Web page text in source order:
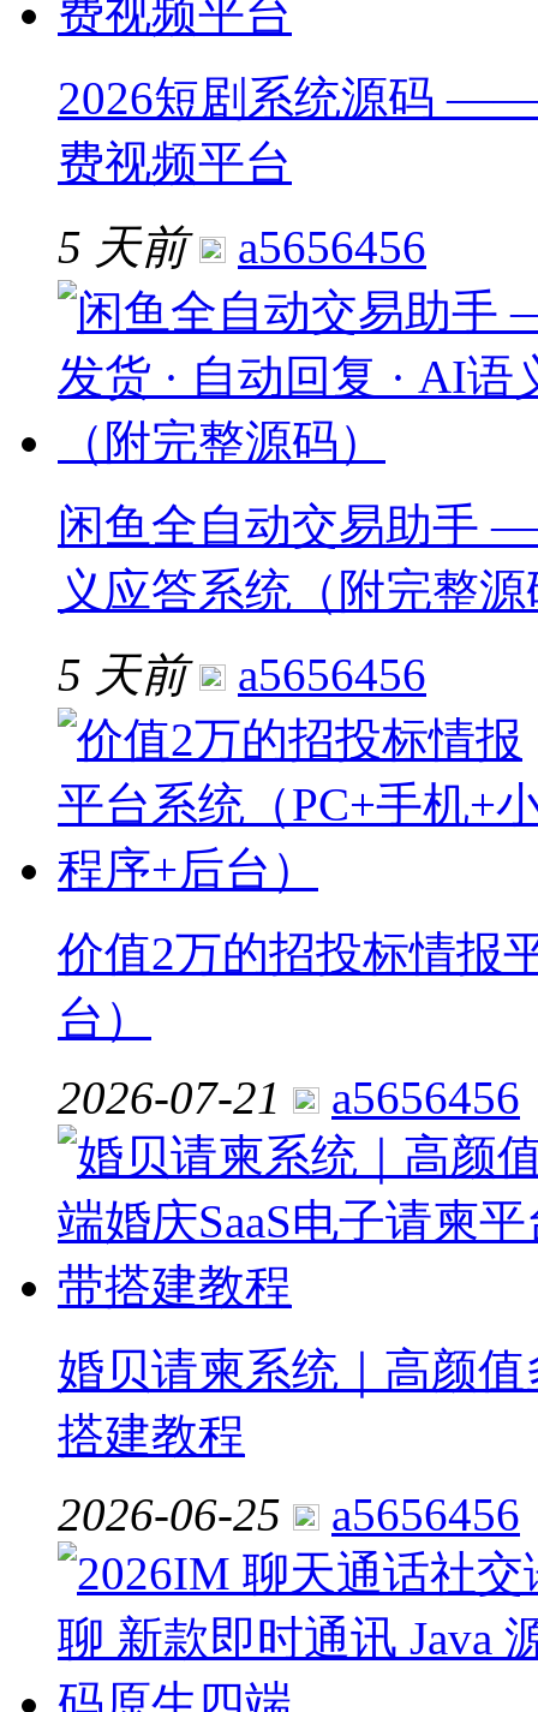
2026短剧系统源码
费视频平台
5 天前
a5656456
闲鱼全自动交易助手
义应答系统（附完整
5 天前
a5656456
价值2万的招投标情报
台）
2026-07-21
a5656456
婚贝请柬系统｜高颜值
搭建教程
2026-06-25
a5656456